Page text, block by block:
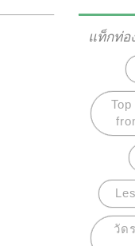
แท็กท่อ
วัด